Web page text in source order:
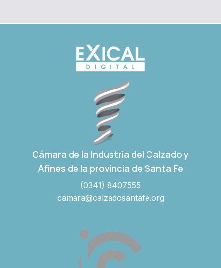
Cámara de la Industria del Calzado y
Afines de la provincia de Santa Fe
(0341) 8407555
camara@calzadosantafe.org